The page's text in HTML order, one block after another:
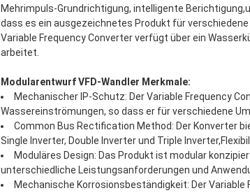
Mehrimpuls-Grundrichtigung, intelligente
dass es ein ausgezeichnetes Produkt für
Variable Frequency Converter verfügt über ein
arbeitet.
Modularentwurf VFD-Wandler Merkmale:
Mechanischer IP-Schutz: Der Variable Frequency
Wassereinströmungen, so dass er für verschiedene
Common Bus Rectification Method: Der Konverter
Single Inverter, Double Inverter und Triple
Moduläres Design: Das Produkt ist modular
unterschiedliche Leistungsanforderungen und
Mechanische Korrosionsbeständigkeit: Der